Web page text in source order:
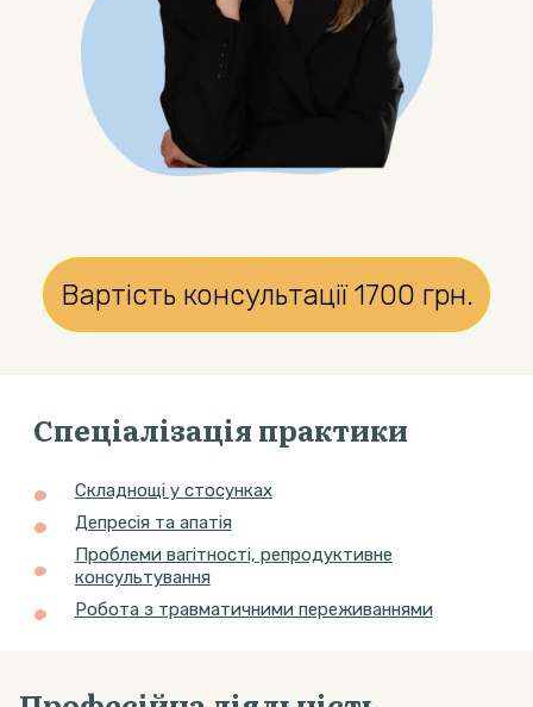
Вартість консультації1700 грн.
Спеціалізація практики
Складнощі у стосунках
Депресія та апатія
Проблеми вагітності, репродуктивне
консультування
Робота з травматичними переживаннями